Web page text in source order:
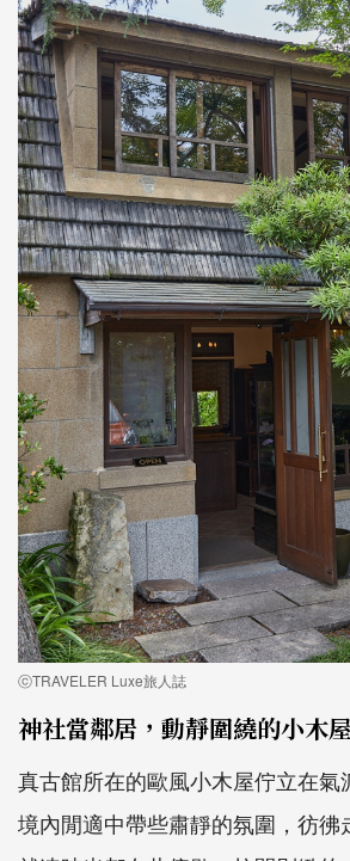
ⓒTRAVELER Luxe旅人誌
神社當鄰居，動靜圍繞的小木屋
真古館所在的歐風小木屋佇立在氣
境內閒適中帶些肅靜的氛圍，彷彿